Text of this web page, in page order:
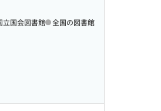
立国会図書館 全国の図書館